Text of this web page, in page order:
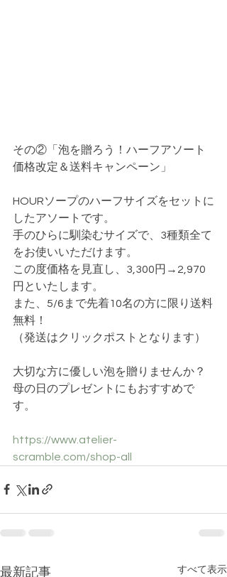
その②「泡を贈ろう！ハーフアソート
価格改定＆送料キャンペーン」
HOURソープのハーフサイズをセットに
したアソートです。
手のひらに馴染むサイズで、3種類全て
をお使いいただけます。
この度価格を見直し、3,300円→2,970
円といたします。
また、5/6まで先着10名の方に限り送料
無料！
（発送はクリックポストとなります）
大切な方に優しい泡を贈りませんか？
母の日のプレゼントにもおすすめで
す。
https://www.atelier-
scramble.com/shop-all
最新記事 すべて表示